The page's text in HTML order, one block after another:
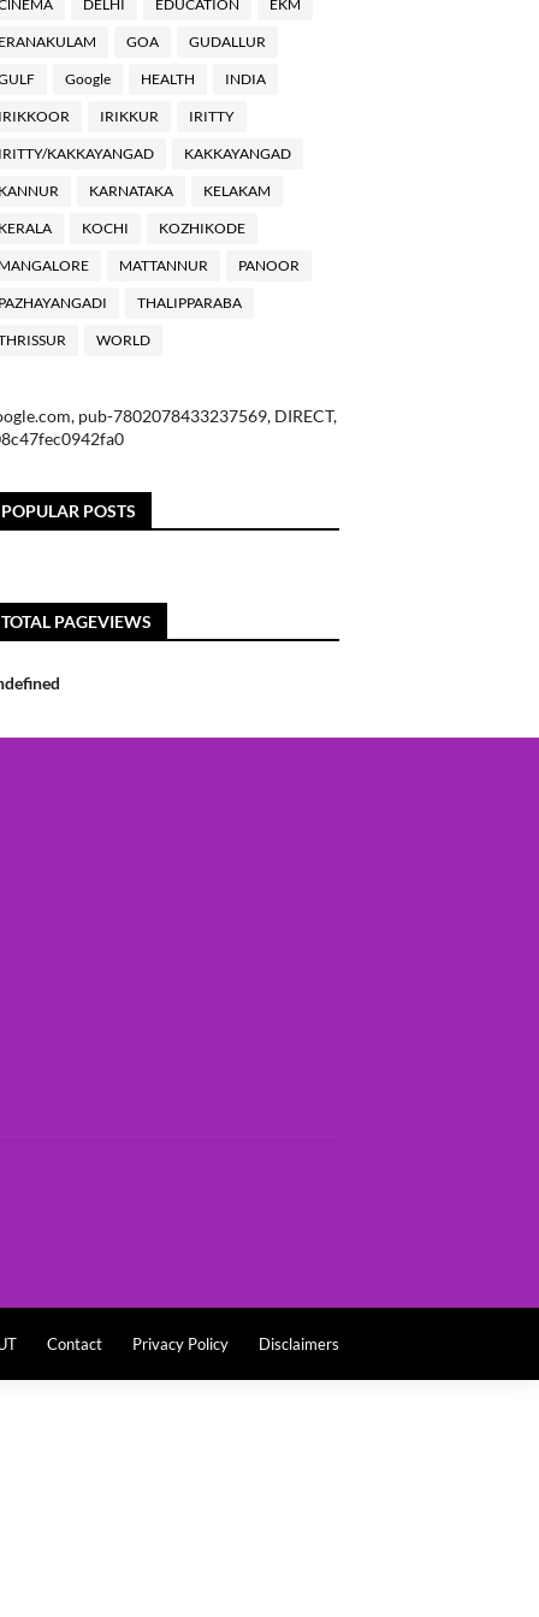
DELHI EDUCATION EKM
GOA GUDALLUR
Google HEALTH INDIA
IRIKKUR IRITTY
KAKKAYANGAD KAKKAYANGAD
KARNATAKA KELAKAM
KOCHI KOZHIKODE
MATTANNUR PANOOR
THALIPPARABA
WORLD
pub-7802078433237569, DIRECT,
POPULAR POSTS
TOTAL PAGEVIEWS
defned
Contact Privacy Policy Disclaimers